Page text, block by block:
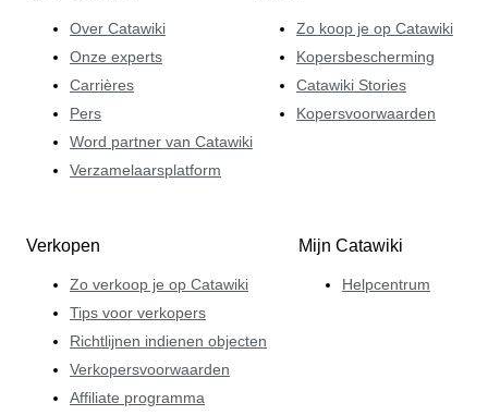
Over Catawiki
Onze experts
Carrières
Pers
Word partner van Catawiki
Verzamelaarsplatform
Zo koop je op Catawiki
Kopersbescherming
Catawiki Stories
Kopersvoorwaarden
Verkopen
Zo verkoop je op Catawiki
Tips voor verkopers
Richtlijnen indienen objecten
Verkopersvoorwaarden
Affiliate programma
Mijn Catawiki
Helpcentrum